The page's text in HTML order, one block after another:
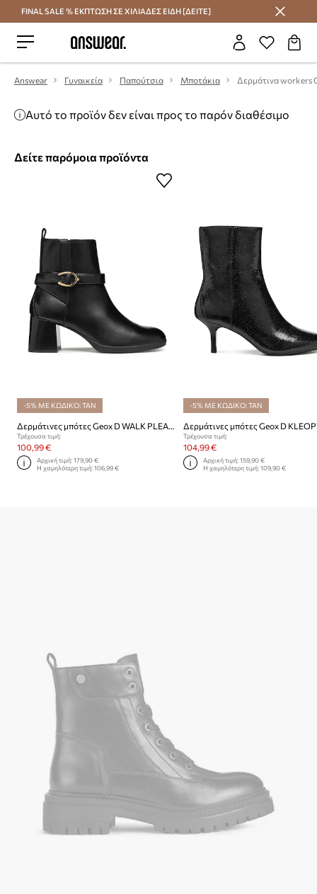
Εξοικονομήστε με το Answear Club
FINAL SALE % ΕΚΠΤΩΣΗ ΣΕ ΧΙΛΙΑΔΕΣ ΕΙΔΗ [ΔΕΙΤΕ]
Answear Γυναικεία Παπούτσια Μποτάκια Δερμάτινα workers
Αυτό το προϊόν δεν είναι προς το παρόν διαθέσιμο
Δείτε παρόμοια προϊόντα
-5% ΜΕ ΚΩΔΙΚΟ: TAN
Δερμάτινες μπότες Geox D WALK PLEASURE 55
Τρέχουσα τιμή:
100,99 €
Αρχική τιμή:179,90 €
Η χαμηλότερη τιμή:106,99 €
-5% ΜΕ ΚΩΔΙΚΟ: TAN
Δερμάτινες μπότες Geox D
Τρέχουσα τιμή:
104,99 €
Αρχική τιμή: 159,90 €
Η χαμηλότερη τιμή: 109,90 €